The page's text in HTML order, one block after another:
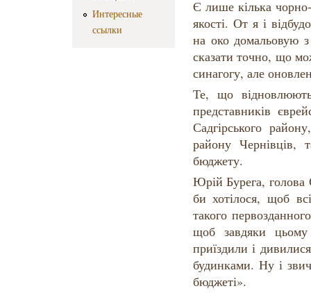
Интересные
ссылки
Є лише кілька
якості. От я і
на око домальовую
сказати точно, що
синагогу, але
Те, що
представників
Садгірського
району Чернівців,
бюджету.
Юрій Бурега, голова
би хотілося, щоб
такого
щоб завдяки цьому
приїздили і
будинками. Ну і
бюджеті».